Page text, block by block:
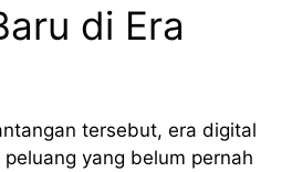
di Era
tersebut, era digital
yang belum pernah